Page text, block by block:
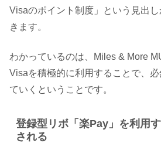
Visaのポイント制度」という見出
きます。
わかっているのは、Miles & More
Visaを積極的に利用することで、
ていくということです。
登録型リボ「楽Pay」を利用
される